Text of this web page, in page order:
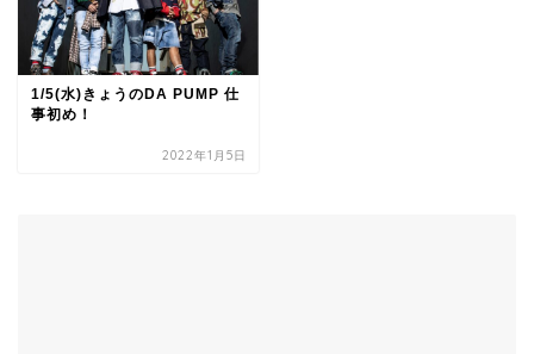
1/5(水)きょうのDA PUMP 仕
事初め！
2022年1月5日